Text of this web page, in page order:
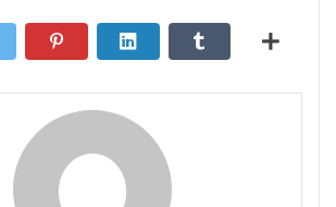
રોનાલ્ડો
ફૂટબોલ
કિંગ